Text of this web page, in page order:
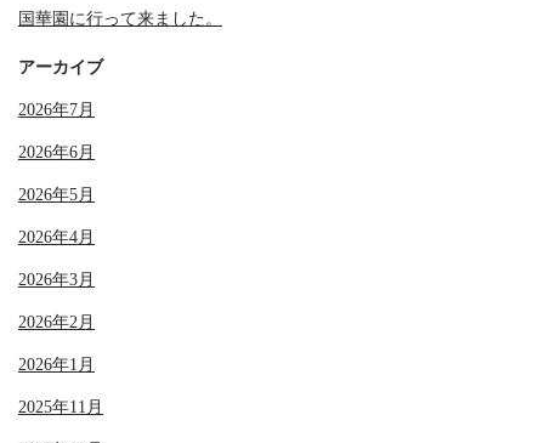
国華園に行って来ました。
アーカイブ
2026年7月
2026年6月
2026年5月
2026年4月
2026年3月
2026年2月
2026年1月
2025年11月